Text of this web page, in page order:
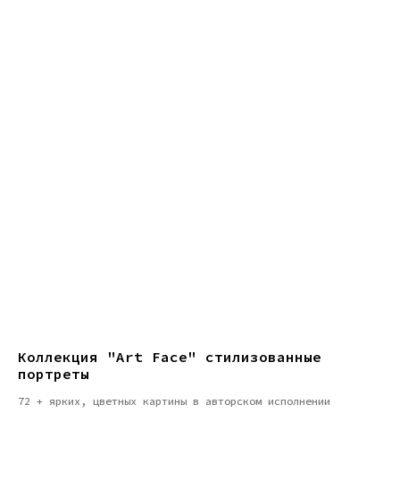
Коллекция "Art Face" стилизованные
портреты
72 + ярких, цветных картины в авторском исполнении